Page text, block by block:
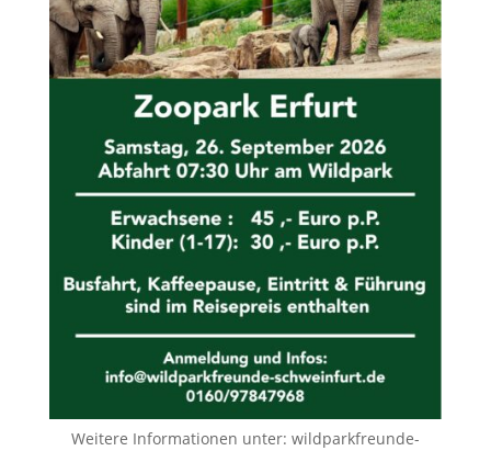
Weitere Informationen unter: wildparkfreunde-